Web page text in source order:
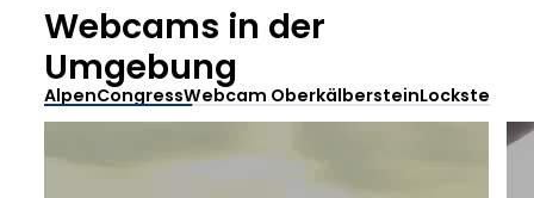
Webcams in der
Umgebung
AlpenCongressWebcam OberkälbersteinLockstein